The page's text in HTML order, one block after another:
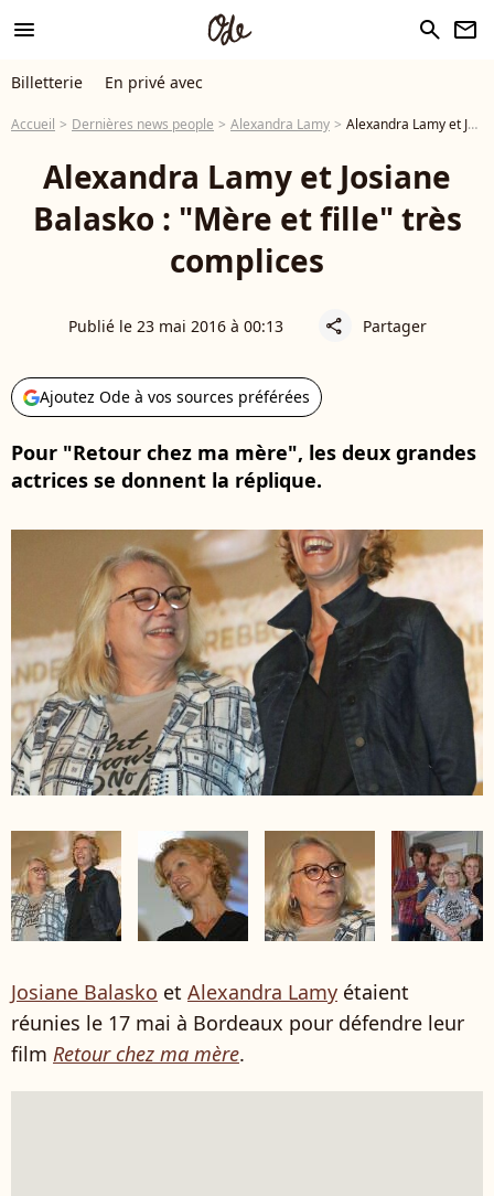
menu search newsletter
Billetterie En privé avec
Accueil Dernières news people Alexandra Lamy Alexandra Lamy et Josiane Balasko : "Mère et fille" très complices
Alexandra Lamy et Josiane
Balasko : "Mère et fille" très
complices
Publié le 23 mai 2016 à 00:13 share Partager
Ajoutez Ode à vos sources préférées
Pour "Retour chez ma mère", les deux grandes
actrices se donnent la réplique.
Josiane Balasko et Alexandra Lamy étaient
réunies le 17 mai à Bordeaux pour défendre leur
film Retour chez ma mère.